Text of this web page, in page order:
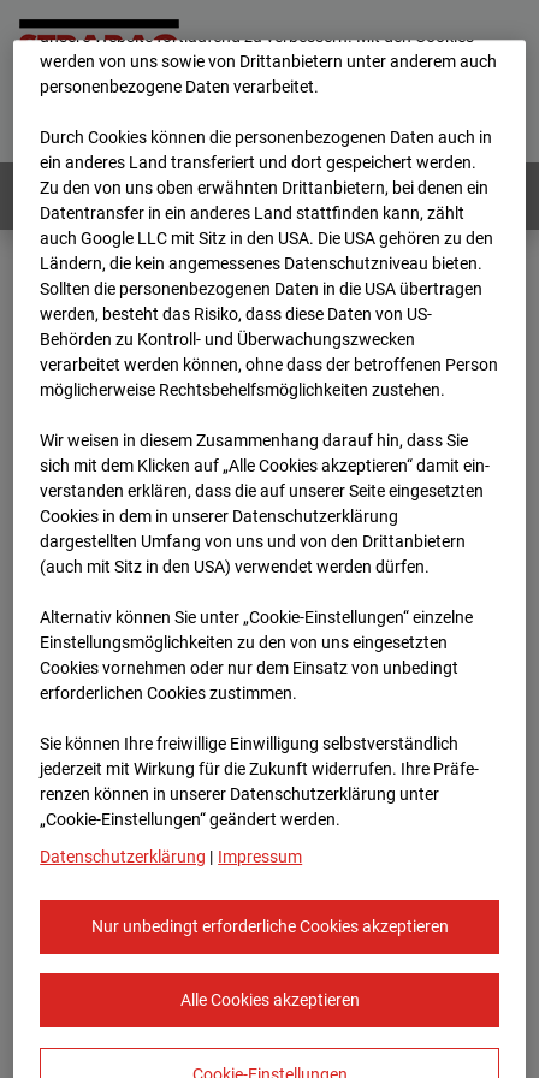
Home E-Mail Impressum
Deutsch / English
Webcams: Alle Länder
Home
Deutschland
BC-145 - BV Wohnquartett Heddesheim
Archiv
2024 08 01 13:45
BC-145 - BV
Wohnquartett
Heddesheim
Heddesheim
Zur Übersicht
Archivdatum: 01.08.2024 13:45,
Europe/Berlin
unsere Website fortlaufend zu verbessern. Mit den Cookies
werden von uns sowie von Drittanbietern unter anderem auch
personenbezogene Daten verarbeitet.
Durch Cookies können die personenbezogenen Daten auch in
ein anderes Land transferiert und dort gespeichert werden.
Zu den von uns oben erwähnten Drittanbietern, bei denen ein
Datentransfer in ein anderes Land stattfinden kann, zählt
auch Google LLC mit Sitz in den USA. Die USA gehören zu den
Ländern, die kein angemessenes Datenschutzniveau bieten.
Sollten die personenbezogenen Daten in die USA übertragen
werden, besteht das Risiko, dass diese Daten von US-
Behörden zu Kontroll- und Überwachungszwecken
verarbeitet werden können, ohne dass der betroffenen Person
möglicherweise Rechtsbehelfsmöglichkeiten zustehen.
Wir weisen in diesem Zusammenhang darauf hin, dass Sie
sich mit dem Klicken auf „Alle Cookies akzeptieren“ damit ein­
ver­standen erklären, dass die auf unserer Seite eingesetzten
Cookies in dem in unserer Datenschutzerklärung
dargestellten Umfang von uns und von den Drittanbietern
(auch mit Sitz in den USA) verwendet werden dürfen.
Alternativ können Sie unter „Cookie-Einstellungen“ einzelne
Einstellungsmöglichkeiten zu den von uns eingesetzten
Cookies vornehmen oder nur dem Einsatz von unbedingt
erforderlichen Cookies zustimmen.
Sie können Ihre freiwillige Einwilligung selbstverständlich
jederzeit mit Wirkung für die Zukunft widerrufen. Ihre Prä­fe­
renzen können in unserer Datenschutzerklärung unter
„Cookie-Einstellungen“ geändert werden.
Datenschutzerklärung | Impressum
Nur unbedingt erforderliche Cookies akzeptieren
Alle Cookies akzeptieren